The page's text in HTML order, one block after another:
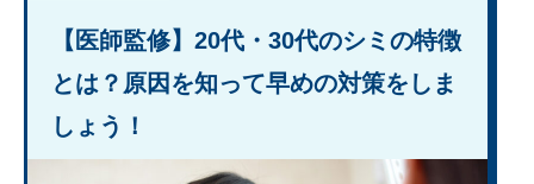
【医師監修】20代・30代のシミの特徴
とは？原因を知って早めの対策をしま
しょう！